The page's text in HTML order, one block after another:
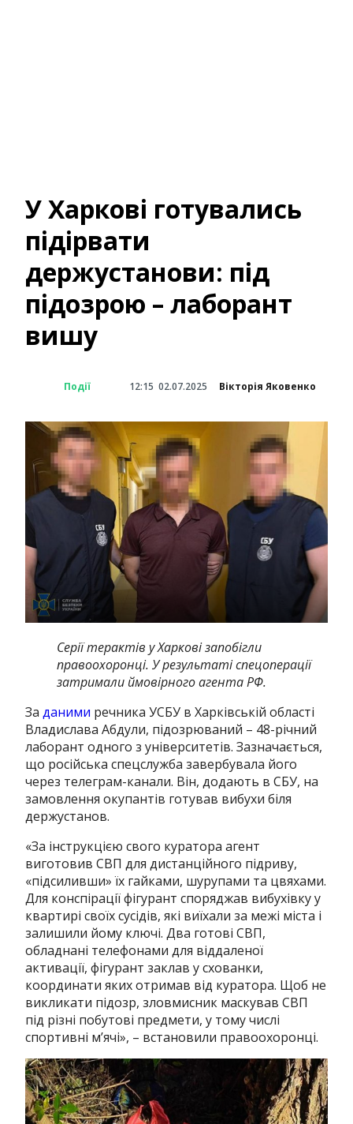
У Харкові готувались
підірвати
держустанови: під
підозрою – лаборант
вишу
Події 12:15 02.07.2025 Вікторія Яковенко
Серії терактів у Харкові запобігли
правоохоронці. У результаті спецоперації
затримали ймовірного агента РФ.
Заданими речника УСБУ в Харківській області
Владислава Абдули, підозрюваний – 48-річний
лаборант одного з університетів. Зазначається,
що російська спецслужба завербувала його
через телеграм-канали. Він, додають в СБУ, на
замовлення окупантів готував вибухи біля
держустанов.
«За інструкцією свого куратора агент
виготовив СВП для дистанційного підриву,
«підсиливши» їх гайками, шурупами та цвяхами.
Для конспірації фігурант споряджав вибухівку у
квартирі своїх сусідів, які виїхали за межі міста і
залишили йому ключі. Два готові СВП,
обладнані телефонами для віддаленої
активації, фігурант заклав у схованки,
координати яких отримав від куратора. Щоб не
викликати підозр, зловмисник маскував СВП
під різні побутові предмети, у тому числі
спортивні м’ячі», – встановили правоохоронці.